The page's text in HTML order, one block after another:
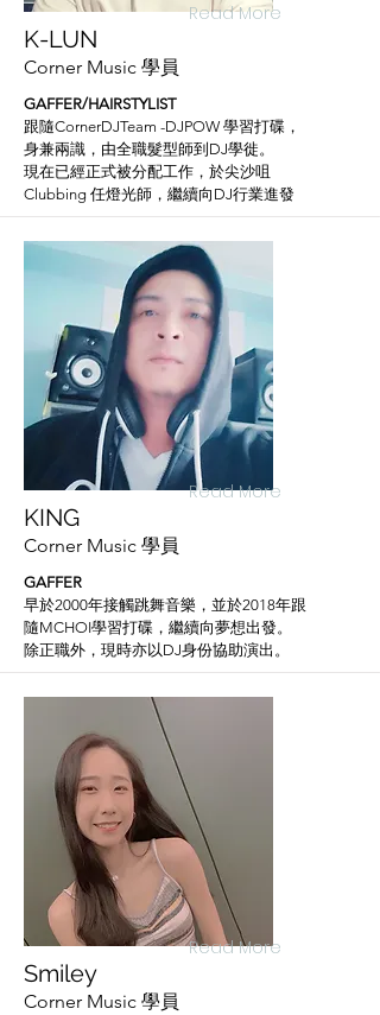
K-LUN
Read More
Corner Music 學員
GAFFER/HAIRSTYLIST
跟隨CornerDJTeam -DJPOW 學習打碟，
身兼兩識，由全職髮型師到DJ學徙。
現在已經正式被分配工作，於尖沙咀
Clubbing 任燈光師，繼續向DJ行業進發
KING
Read More
Corner Music 學員
GAFFER
早於2000年接觸跳舞音樂，並於2018年跟
隨MCHOI學習打碟，繼續向夢想出發。
​除正職外，現時亦以DJ身份協助演出。
Smiley
Read More
Corner Music 學員